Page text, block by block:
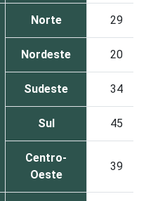
Norte 29
Nordeste 20
Sudeste 34
Sul 45
Centro-
Oeste
39